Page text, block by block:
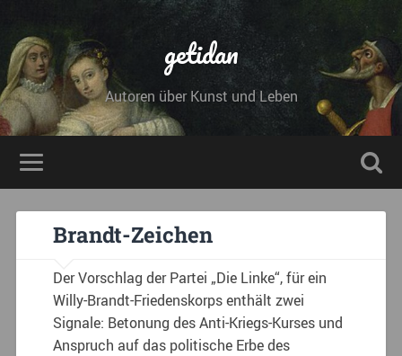
getidan
Autoren über Kunst und Leben
Brandt-Zeichen
Der Vorschlag der Partei „Die Linke“, für ein
Willy-Brandt-Friedenskorps enthält zwei
Signale: Betonung des Anti-Kriegs-Kurses und
Anspruch auf das politische Erbe des